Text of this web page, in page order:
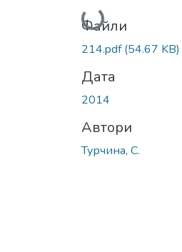
Вантажиться...
Файли
214.pdf(54.67 KB)
Дата
2014
Автори
Турчина, С.